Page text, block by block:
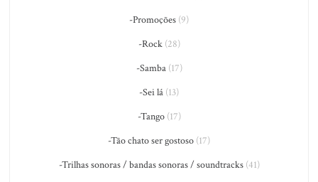
-Promoções (9)
-Rock(28)
-Samba(17)
-Sei lá (13)
-Tango(17)
-Tão chato ser gostoso (17)
-Trilhas sonoras / bandas sonoras / soundtracks(41)